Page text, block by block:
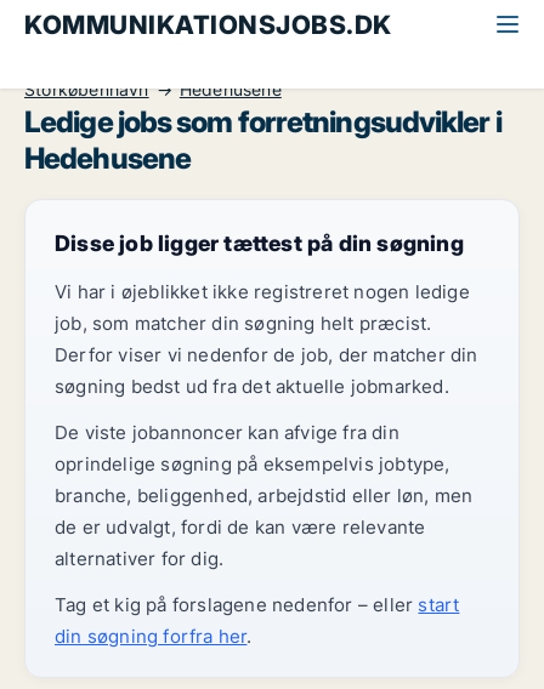
KOMMUNIKATIONSJOBS.DK
Storkøbenhavn
Hedehusene
Ledige jobs som forretningsudvikler i
Hedehusene
Disse job ligger tættest på din søgning
Vi har i øjeblikket ikke registreret nogen ledige
job, som matcher din søgning helt præcist.
Derfor viser vi nedenfor de job, der matcher din
søgning bedst ud fra det aktuelle jobmarked.
De viste jobannoncer kan afvige fra din
oprindelige søgning på eksempelvis jobtype,
branche, beliggenhed, arbejdstid eller løn, men
de er udvalgt, fordi de kan være relevante
alternativer for dig.
Tag et kig på forslagene nedenfor – eller start
din søgning forfra her.